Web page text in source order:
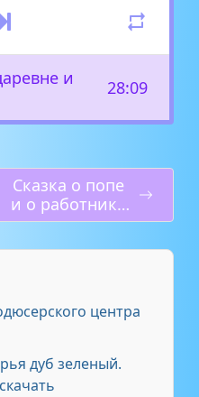
и
28:09
Сказка о попе
и о работнике
его Балде
центра
дуб зеленый.